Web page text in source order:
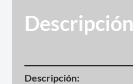
Descripción
Descripción: